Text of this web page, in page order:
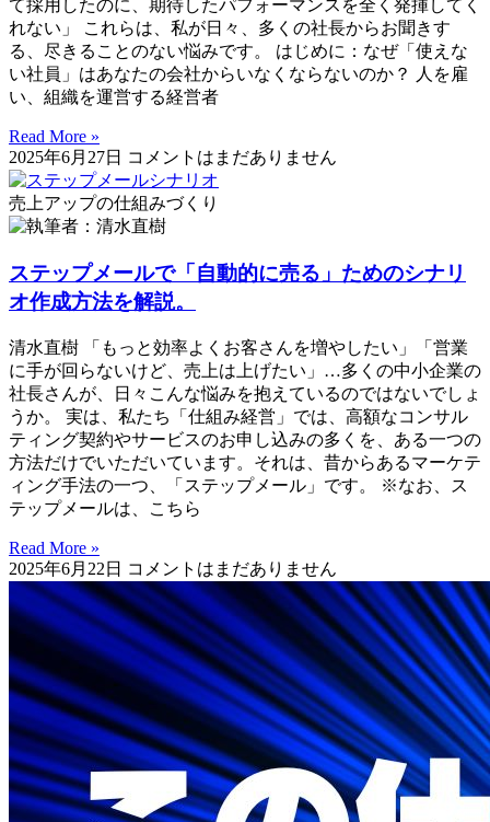
て採用したのに、期待したパフォーマンスを全く発揮してく
れない」 これらは、私が日々、多くの社長からお聞きす
る、尽きることのない悩みです。 はじめに：なぜ「使えな
い社員」はあなたの会社からいなくならないのか？ 人を雇
い、組織を運営する経営者
Read More »
2025年6月27日 コメントはまだありません
売上アップの仕組みづくり
ステップメールで「自動的に売る」ためのシナリ
オ作成方法を解説。
清水直樹 「もっと効率よくお客さんを増やしたい」「営業
に手が回らないけど、売上は上げたい」…多くの中小企業の
社長さんが、日々こんな悩みを抱えているのではないでしょ
うか。 実は、私たち「仕組み経営」では、高額なコンサル
ティング契約やサービスのお申し込みの多くを、ある一つの
方法だけでいただいています。それは、昔からあるマーケテ
ィング手法の一つ、「ステップメール」です。 ※なお、ス
テップメールは、こちら
Read More »
2025年6月22日 コメントはまだありません